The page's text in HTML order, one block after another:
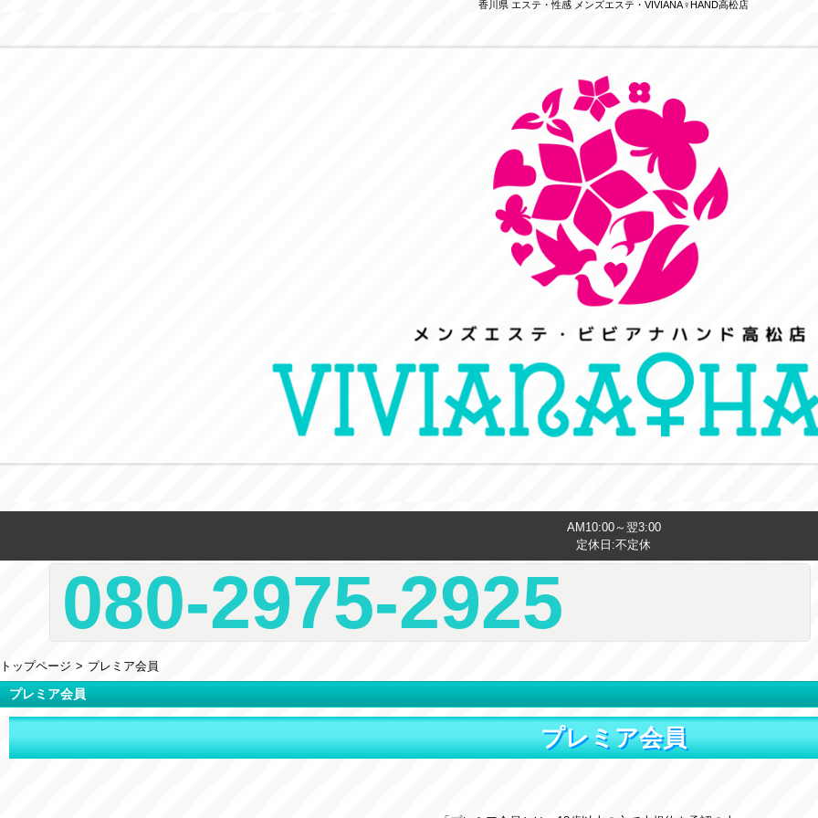
香川県 エステ・性感 メンズエステ・VIVIANA♀HAND高松店
AM10:00～翌3:00
定休日:不定休
080-2975-2925
トップページ プレミア会員
プレミア会員
プレミア会員